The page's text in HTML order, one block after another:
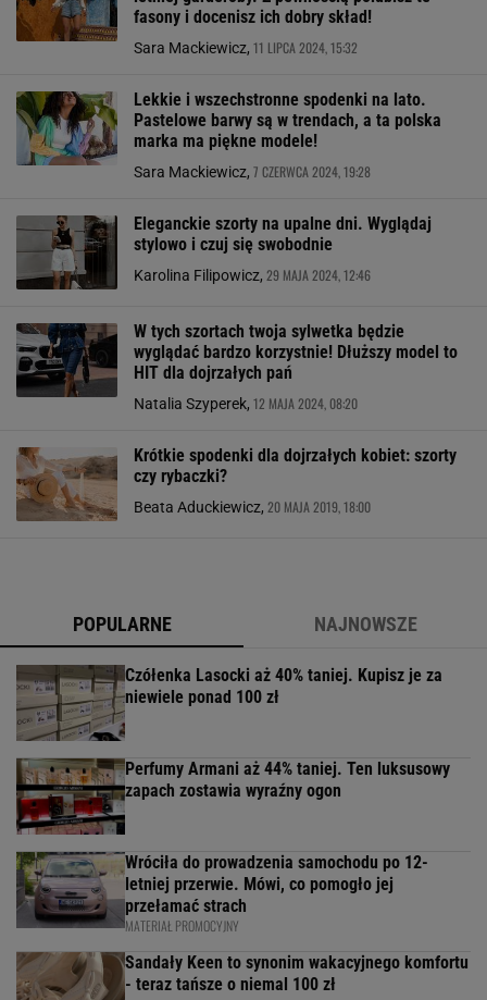
fasony i docenisz ich dobry skład!
Sara Mackiewicz, 11 LIPCA 2024, 15:32
Lekkie i wszechstronne spodenki na lato.
Pastelowe barwy są w trendach, a ta polska
marka ma piękne modele!
Sara Mackiewicz, 7 CZERWCA 2024, 19:28
Eleganckie szorty na upalne dni. Wyglądaj
stylowo i czuj się swobodnie
Karolina Filipowicz, 29 MAJA 2024, 12:46
W tych szortach twoja sylwetka będzie
wyglądać bardzo korzystnie! Dłuższy model to
HIT dla dojrzałych pań
Natalia Szyperek, 12 MAJA 2024, 08:20
Krótkie spodenki dla dojrzałych kobiet: szorty
czy rybaczki?
Beata Aduckiewicz, 20 MAJA 2019, 18:00
POPULARNE NAJNOWSZE
Czółenka Lasocki aż 40% taniej. Kupisz je za
niewiele ponad 100 zł
Perfumy Armani aż 44% taniej. Ten luksusowy
zapach zostawia wyraźny ogon
Wróciła do prowadzenia samochodu po 12-
letniej przerwie. Mówi, co pomogło jej
przełamać strach
MATERIAŁ PROMOCYJNY
Sandały Keen to synonim wakacyjnego komfortu
- teraz tańsze o niemal 100 zł